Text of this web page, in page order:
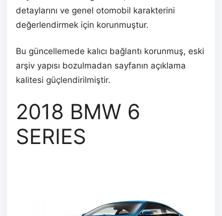
detaylarını ve genel otomobil karakterini
değerlendirmek için korunmuştur.
Bu güncellemede kalıcı bağlantı korunmuş, eski
arşiv yapısı bozulmadan sayfanın açıklama
kalitesi güçlendirilmiştir.
2018 BMW 6
SERIES